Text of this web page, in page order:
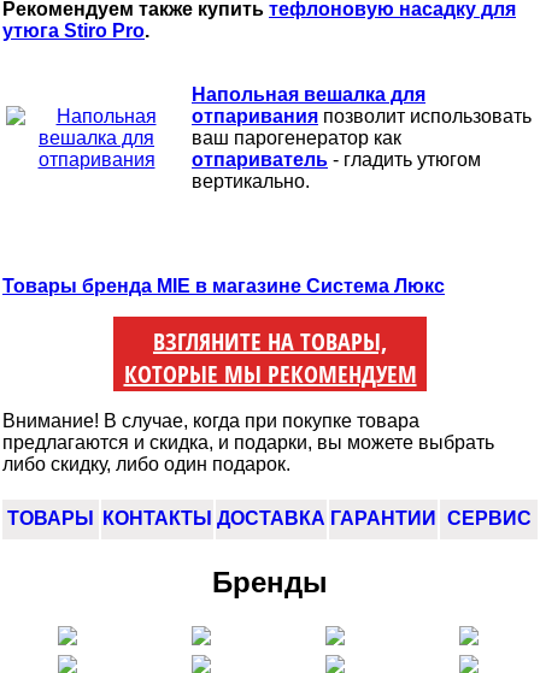
Рекомендуем также купить тефлоновую насадку для
утюга Stiro Pro.
Напольная вешалка для
отпаривания позволит использовать
ваш парогенератор как
отпариватель - гладить утюгом
вертикально.
Товары бренда MIE в магазине Система Люкс
ВЗГЛЯНИТЕ НА ТОВАРЫ,
КОТОРЫЕ МЫ РЕКОМЕНДУЕМ
Внимание! В случае, когда при покупке товара
предлагаются и скидка, и подарки, вы можете выбрать
либо скидку, либо один подарок.
ТОВАРЫ КОНТАКТЫ ДОСТАВКА ГАРАНТИИ СЕРВИС
Бренды